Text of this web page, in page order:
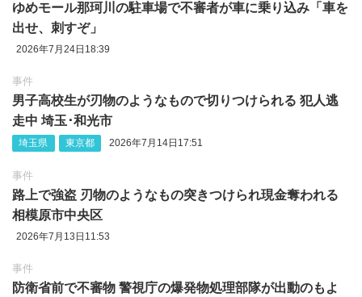
ゆめモール那珂川の駐車場で不審者が車に乗り込み「車を
出せ、刺すぞ」
2026年7月24日18:39
事件
男子高校生が刃物のようなもので切りつけられる 犯人逃
走中 埼玉‪･‬和光市
埼玉県 東京都 2026年7月14日17:51
事件
路上で強盗 刃物のようなもの突きつけられ現金奪われる
相模原市中央区
2026年7月13日11:53
事件
防衛省前で不審物 警視庁の爆発物処理部隊が出動のもよ